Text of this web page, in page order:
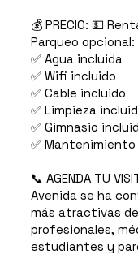
💰 PRECIO: 💵
Parqueo
✅ Agua incluida
✅ Wifi incluido
✅ Cable incluido
✅ Limpieza
✅ Gimnasio
✅
📞 AGENDA TU
Avenida se ha
más atractivas
profesionales,
estudiantes y